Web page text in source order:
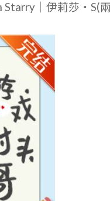
｜伊莉莎・S(